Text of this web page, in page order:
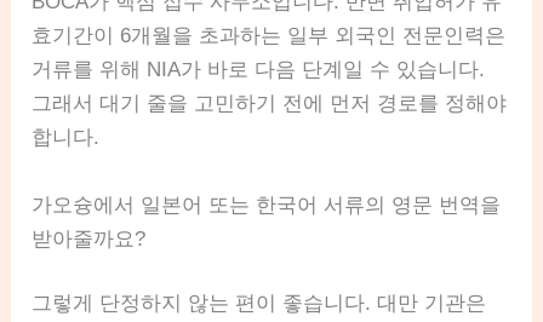
효기간이 6개월을 초과하는 일부 외국인 전문인력은
거류를 위해 NIA가 바로 다음 단계일 수 있습니다.
그래서 대기 줄을 고민하기 전에 먼저 경로를 정해야
합니다.
가오슝에서 일본어 또는 한국어 서류의 영문 번역을
받아줄까요?
그렇게 단정하지 않는 편이 좋습니다. 대만 기관은